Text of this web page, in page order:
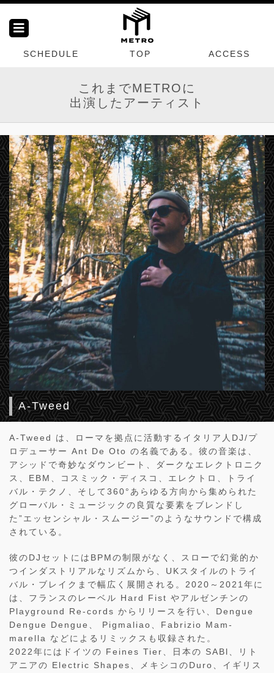
SCHEDULE TOP ACCESS
これまでMETROに
出演したアーティスト
A-Tweed
A-Tweed は、ローマを拠点に活動するイタリア人DJ/プ
ロデューサー Ant De Oto の名義である。彼の音楽は、
アシッドで奇妙なダウンビート、ダークなエレクトロニク
ス、EBM、コスミック・ディスコ、エレクトロ、トライ
バル・テクノ、そして360°あらゆる方向から集められた
グローバル・ミュージックの良質な要素をブレンドし
た”エッセンシャル・スムージー”のようなサウンドで構成
されている。
彼のDJセットにはBPMの制限がなく、スローで幻覚的か
つインダストリアルなリズムから、UKスタイルのトライ
バル・ブレイクまで幅広く展開される。2020～2021年に
は、フランスのレーベル Hard Fist やアルゼンチンの
Playground Re-cords からリリースを行い、Dengue
Dengue Dengue、 Pigmaliao、Fabrizio Mam-
marella などによるリミックスも収録された。
2022年にはドイツの Feines Tier、日本の SABl、リト
アニアの Electric Shapes、メキシコのDuro、イギリス